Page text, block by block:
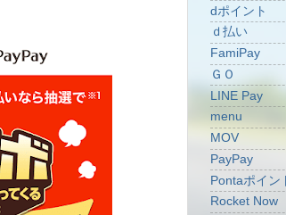
dポイント
ｄ払い
FamiPay
ＧＯ
LINE Pay
menu
MOV
PayPay
Pontaポイン
Rocket Now